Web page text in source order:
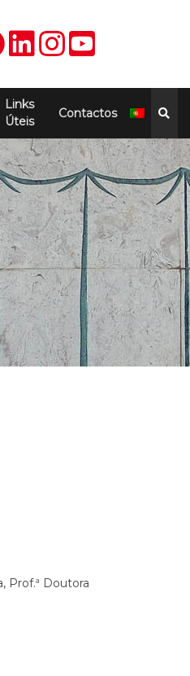
Links
Úteis
Contactos
Prof.ª Doutora